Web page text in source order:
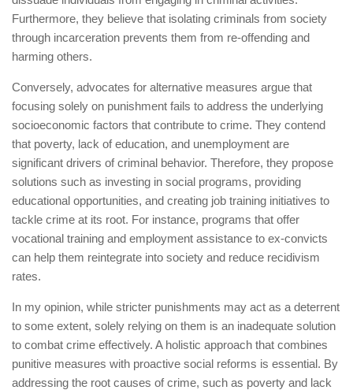
Furthermore, they believe that isolating criminals from society
through incarceration prevents them from re-offending and
harming others.
Conversely, advocates for alternative measures argue that
focusing solely on punishment fails to address the underlying
socioeconomic factors that contribute to crime. They contend
that poverty, lack of education, and unemployment are
significant drivers of criminal behavior. Therefore, they propose
solutions such as investing in social programs, providing
educational opportunities, and creating job training initiatives to
tackle crime at its root. For instance, programs that offer
vocational training and employment assistance to ex-convicts
can help them reintegrate into society and reduce recidivism
rates.
In my opinion, while stricter punishments may act as a deterrent
to some extent, solely relying on them is an inadequate solution
to combat crime effectively. A holistic approach that combines
punitive measures with proactive social reforms is essential. By
addressing the root causes of crime, such as poverty and lack